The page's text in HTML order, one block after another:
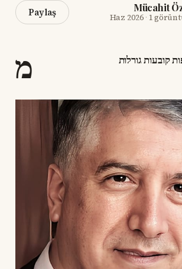
Mücahit
· 1
Paylaş
מ קובעות גורלות